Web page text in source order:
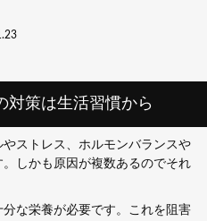
対策は生活習慣から
ストレス、ホルモンバランスや
しかも原因が複数あるのでそれ
な栄養が必要です。これを阻害